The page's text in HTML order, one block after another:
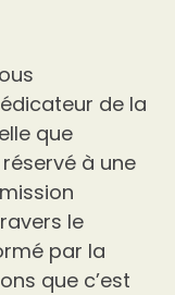
de la
que
à une
le
par la
que c’est